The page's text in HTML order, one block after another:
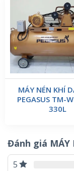
MÁY NÉN KHÍ
PEGASUS TM-
330L
Đánh giá MÁY
5